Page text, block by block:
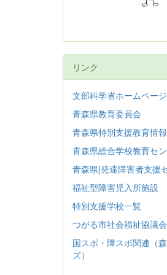
リンク
文部科学省ホームページ
青森県教育委員会
青森県特別支援教育情
青森県総合学校教育セ
青森県[発達障害者支援
福祉型障害児入所施設
特別支援学校一覧
つがる市社会福祉協議会
国スポ・障スポ関連（
ズ）